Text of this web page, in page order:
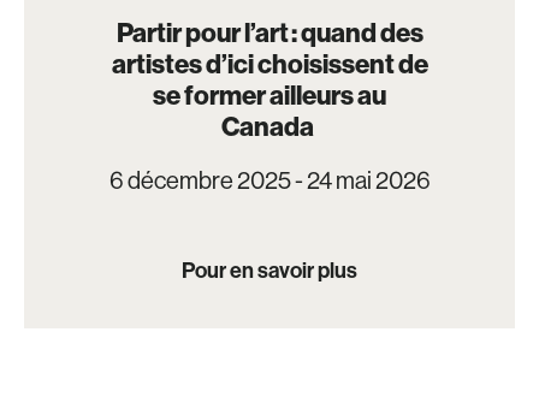
Partir pour l’art : quand des
artistes d’ici choisissent de
se former ailleurs au
Canada
6 décembre 2025 - 24 mai 2026
Pour en savoir plus